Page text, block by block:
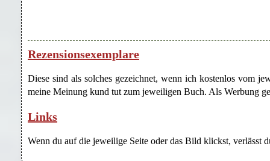
Rezensionsexemplare
Diese sind als solches gezeichnet, wenn ich kostenlos vom
meine Meinung kund tut zum jeweiligen Buch. Als Werbung
Links
Wenn du auf die jeweilige Seite oder das Bild klickst, verlässt